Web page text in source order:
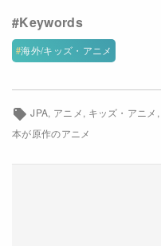
海外/キッズ・アニメ
JPA アニメ キッズ・アニメ
本が原作のアニメ